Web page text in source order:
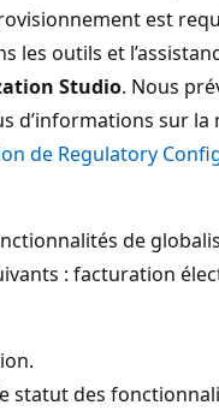
est
les outils et
Studio. Nous
d’informations sur
de Regulatory
de
: facturation
statut des